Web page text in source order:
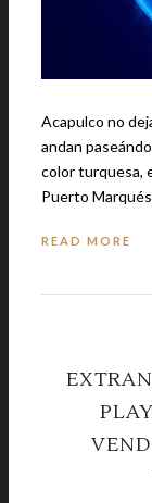
Acapulco no
andan
color turquesa,
Puerto
READ MORE